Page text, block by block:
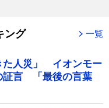
ング 一覧
た人災」 イオンモー
証言 「最後の言葉